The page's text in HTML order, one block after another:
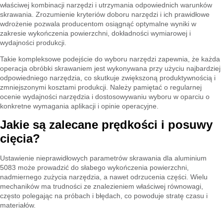
właściwej kombinacji narzędzi i utrzymania odpowiednich warunków
skrawania. Zrozumienie kryteriów doboru narzędzi i ich prawidłowe
wdrożenie pozwala producentom osiągnąć optymalne wyniki w
zakresie wykończenia powierzchni, dokładności wymiarowej i
wydajności produkcji.
Takie kompleksowe podejście do wyboru narzędzi zapewnia, że każda
operacja obróbki skrawaniem jest wykonywana przy użyciu najbardziej
odpowiedniego narzędzia, co skutkuje zwiększoną produktywnością i
zmniejszonymi kosztami produkcji. Należy pamiętać o regularnej
ocenie wydajności narzędzia i dostosowywaniu wyboru w oparciu o
konkretne wymagania aplikacji i opinie operacyjne.
Jakie są zalecane prędkości i posuwy
cięcia?
Ustawienie nieprawidłowych parametrów skrawania dla aluminium
5083 może prowadzić do słabego wykończenia powierzchni,
nadmiernego zużycia narzędzia, a nawet odrzucenia części. Wielu
mechaników ma trudności ze znalezieniem właściwej równowagi,
często polegając na próbach i błędach, co powoduje stratę czasu i
materiałów.